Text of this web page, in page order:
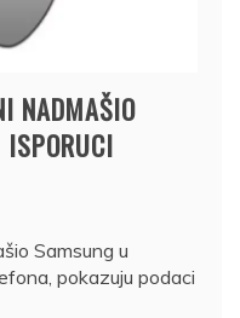
NADMAŠIO
ISPORUCI
Samsung u
pokazuju podaci